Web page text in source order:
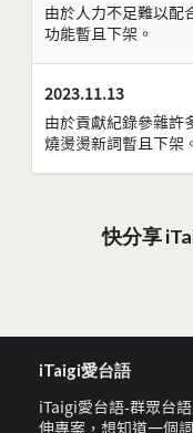
由於人力不足難以配
功能暫且下架。
2023.11.13
由於貢獻紀錄參雜許
燒燙燙新詞暫且下架
快分享
iTaigi愛台語
iTaigi愛台語-群眾台
伸專案，想知道一個